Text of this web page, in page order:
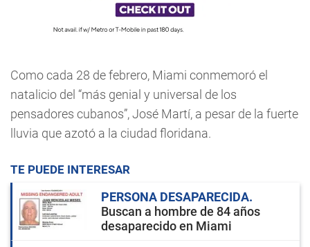
Como cada 28 de febrero, Miami conmemoró el
natalicio del “más genial y universal de los
pensadores cubanos”, José Martí, a pesar de la fuerte
lluvia que azotó a la ciudad floridana.
TE PUEDE INTERESAR
PERSONA DESAPARECIDA
Buscan a hombre de 84 años
desaparecido en Miami